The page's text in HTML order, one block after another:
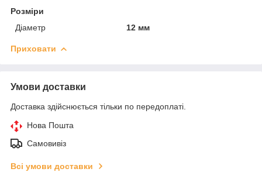
Розміри
Діаметр
12 мм
Приховати
Умови доставки
Доставка здійснюється тільки по передоплаті.
Нова Пошта
Самовивіз
Всі умови доставки